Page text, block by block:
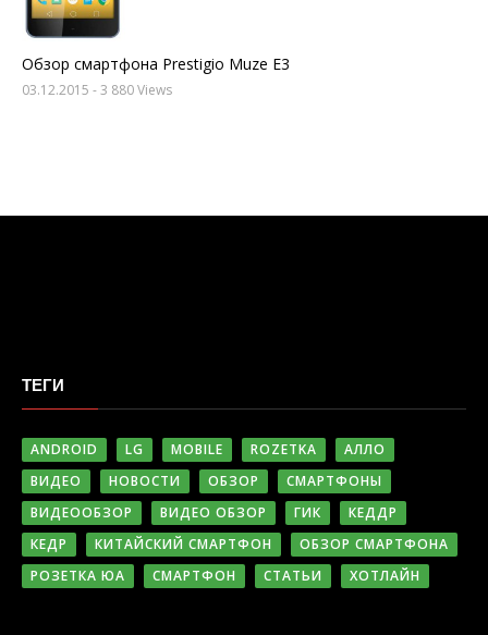
Обзор смартфона Prestigio Muze E3
03.12.2015 - 3 880 Views
ТЕГИ
ANDROID LG MOBILE ROZETKA
АЛЛО
ВИДЕО
НОВОСТИ ОБЗОР
СМАРТФОНЫ
ВИДЕООБЗОР
ВИДЕО ОБЗОР ГИК
КЕДДР
КЕДР
КИТАЙСКИЙ СМАРТФОН
ОБЗОР СМАРТФОНА
РОЗЕТКА ЮА
СМАРТФОН СТАТЬИ ХОТЛАЙН